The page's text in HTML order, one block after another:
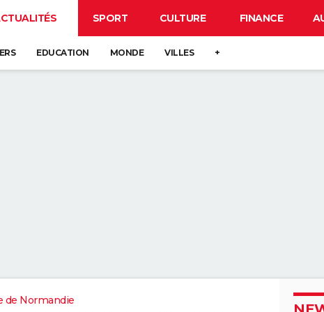
SPORT CULTURE FINANCE
EDUCATION MONDE VILLES +
de Normandie